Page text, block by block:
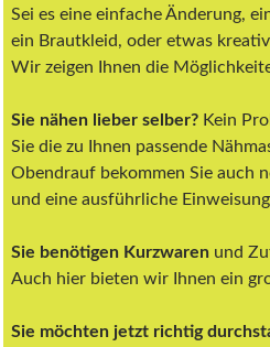
Sei es eine einfache Änderung,
ein Brautkleid, oder etwas
Wir zeigen Ihnen die
Sie nähen lieber selber? Kein
Sie die zu Ihnen passende
Obendrauf bekommen Sie auch
und eine ausführliche
Sie benötigen Kurzwaren und
Auch hier bieten wir Ihnen ein
Sie möchten jetzt richtig